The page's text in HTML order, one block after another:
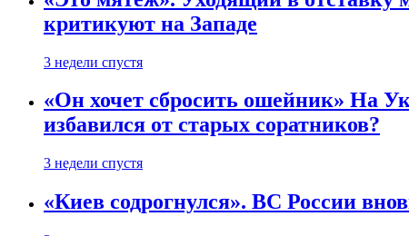
критикуют на Западе
3 недели спустя
«Он хочет сбросить ошейник» На
избавился от старых соратников?
3 недели спустя
«Киев содрогнулся». ВС России